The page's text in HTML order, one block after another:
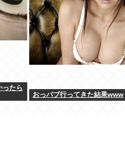
ったら
おっパブ行ってきた結果www